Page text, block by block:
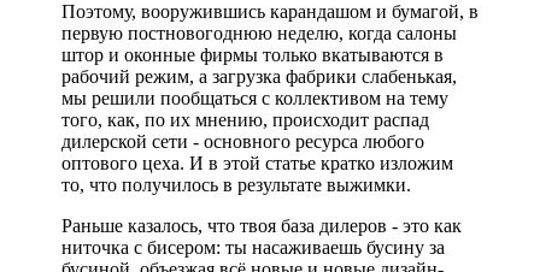
Поэтому, вооружившись карандашом и бумагой, в
первую постновогоднюю неделю, когда салоны
штор и оконные фирмы только вкатываются в
рабочий режим, а загрузка фабрики слабенькая,
мы решили пообщаться с коллективом на тему
того, как, по их мнению, происходит распад
дилерской сети - основного ресурса любого
оптового цеха. И в этой статье кратко изложим
то, что получилось в результате выжимки.
Раньше казалось, что твоя база дилеров - это как
ниточка с бисером: ты насаживаешь бусину за